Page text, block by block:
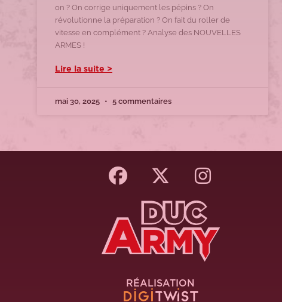
on ? On corrige uniquement les pépins ? On
révolutionne la préparation ? On fait du roller de
vitesse en complément ? Analyse des NOUVELLES
ARMES !
Lire la suite >
mai 30, 2025 5 commentaires
RÉALISATION